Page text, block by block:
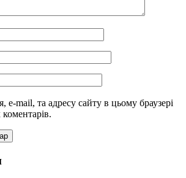
e-mail, та адресу сайту в цьому браузері